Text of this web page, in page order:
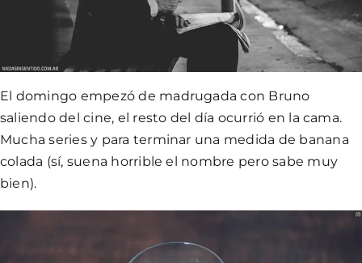
El domingo empezó de madrugada con Bruno
saliendo del cine, el resto del día ocurrió en la cama.
Mucha series y para terminar una medida de banana
colada (sí, suena horrible el nombre pero sabe muy
bien).